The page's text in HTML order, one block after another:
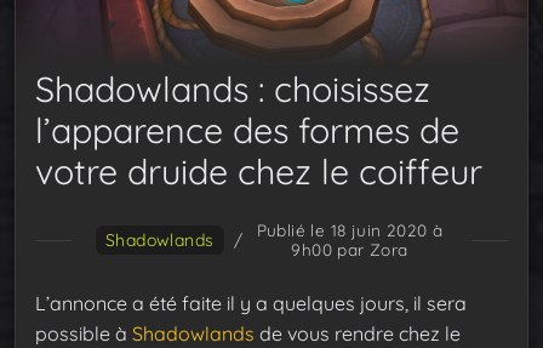
Shadowlands : choisissez
l’apparence des formes de
votre druide chez le coiffeur
Shadowlands /
Publié le 18 juin 2020 à
9h00par Zora
L’annonce a été faite il y a quelques jours, il sera
possible à Shadowlands de vous rendre chez le